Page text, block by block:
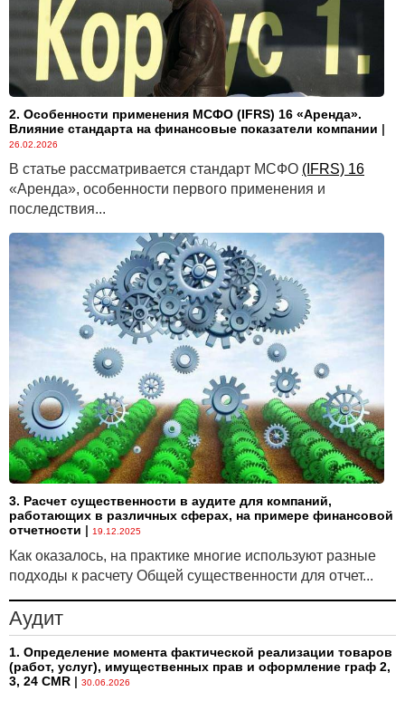
2. Особенности применения МСФО (IFRS) 16 «Аренда».
Влияние стандарта на финансовые показатели компании |
26.02.2026
В статье рассматривается стандарт МСФО (IFRS) 16
«Аренда», особенности первого применения и
последствия...
3. Расчет существенности в аудите для компаний,
работающих в различных сферах, на примере финансовой
отчетности | 19.12.2025
Как оказалось, на практике многие используют разные
подходы к расчету Общей существенности для отчет...
Аудит
1. Определение момента фактической реализации товаров
(работ, услуг), имущественных прав и оформление граф 2,
3, 24 CMR | 30.06.2026